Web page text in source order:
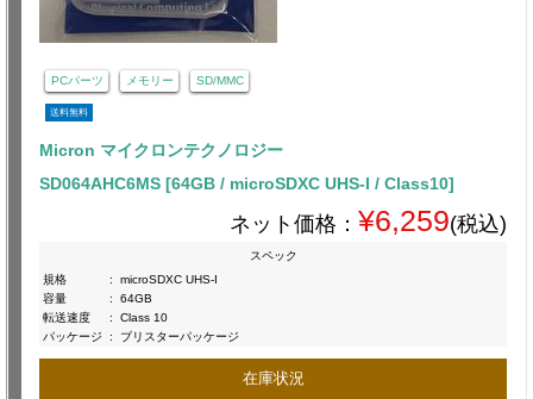
PCパーツ メモリー SD/MMC
送料無料
Micron マイクロンテクノロジー
SD064AHC6MS [64GB / microSDXC UHS-I / Class10]
ネット価格： ¥6,259(税込)
スペック
規格
:
microSDXC UHS-I
容量
:
64GB
転送速度
:
Class 10
パッケージ
: ブリスターパッケージ
在庫状況